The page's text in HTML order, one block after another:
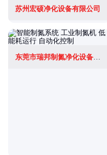
苏州宏硕净化设备有限公司
东莞市瑞邦制氮净化设备有限公司